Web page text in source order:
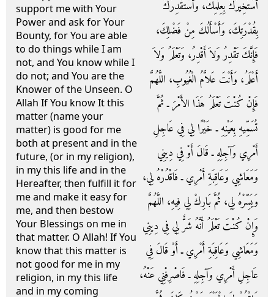
support me with Your
Power and ask for Your
Bounty, for You are able
to do things while I am
not, and You know while I
do not; and You are the
Knower of the Unseen. O
Allah If You know It this
matter (name your
matter) is good for me
both at present and in the
future, (or in my religion),
in my this life and in the
Hereafter, then fulfill it for
me and make it easy for
me, and then bestow
Your Blessings on me in
that matter. O Allah! If You
know that this matter is
not good for me in my
religion, in my this life
and in my coming
أَسْتَخِيرُكَ بِعِلْمِكَ، وَأَسْتَقْدِرُكَ
بِقُدْرَتِكَ، وَأَسْأَلُكَ مِنْ فَضْلِكَ،
فَإِنَّكَ تَقْدِرُ وَلاَ أَقْدِرُ، وَتَعْلَمُ وَلاَ
أَعْلَمُ، وَأَنْتَ عَلاَّمُ الْغُيُوبِ، اللَّهُمَّ
فَإِنْ كُنْتَ تَعْلَمُ هَذَا الأَمْرَ ـ ثُمَّ
تُسَمِّيهِ بِعَيْنِهِ ـ خَيْرًا لِي فِي عَاجِلِ
أَمْرِي وَآجِلِهِ ـ قَالَ أَوْ فِي دِينِي
وَمَعَاشِي وَعَاقِبَةِ أَمْرِي ـ فَاقْدُرْهُ لِي،
وَيَسِّرْهُ لِي، ثُمَّ بَارِكْ لِي فِيهِ، اللَّهُمَّ
وَإِنْ كُنْتَ تَعْلَمُ أَنَّهُ شَرٌّ لِي فِي دِينِي
وَمَعَاشِي وَعَاقِبَةِ أَمْرِي ـ أَوْ قَالَ فِي
عَاجِلِ أَمْرِي وَآجِلِهِ ـ فَاصْرِفْنِي عَنْهُ،